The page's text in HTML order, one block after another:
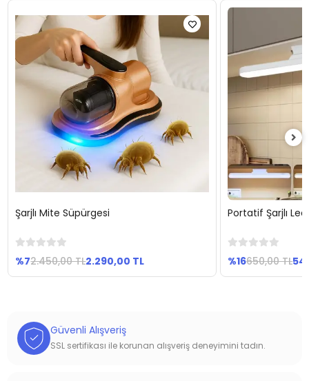
Sepete Ekle
Şarjlı Mite Süpürgesi
%72.450,00 TL2.290,00 TL
Portatif Şarjlı
%16650,00 TL
Güvenli Alışveriş
SSL sertifikası ile korunan alışveriş deneyimini tadın.